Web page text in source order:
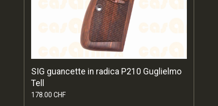
SIG guancette in radica P210 Guglielmo
Tell
178.00 CHF